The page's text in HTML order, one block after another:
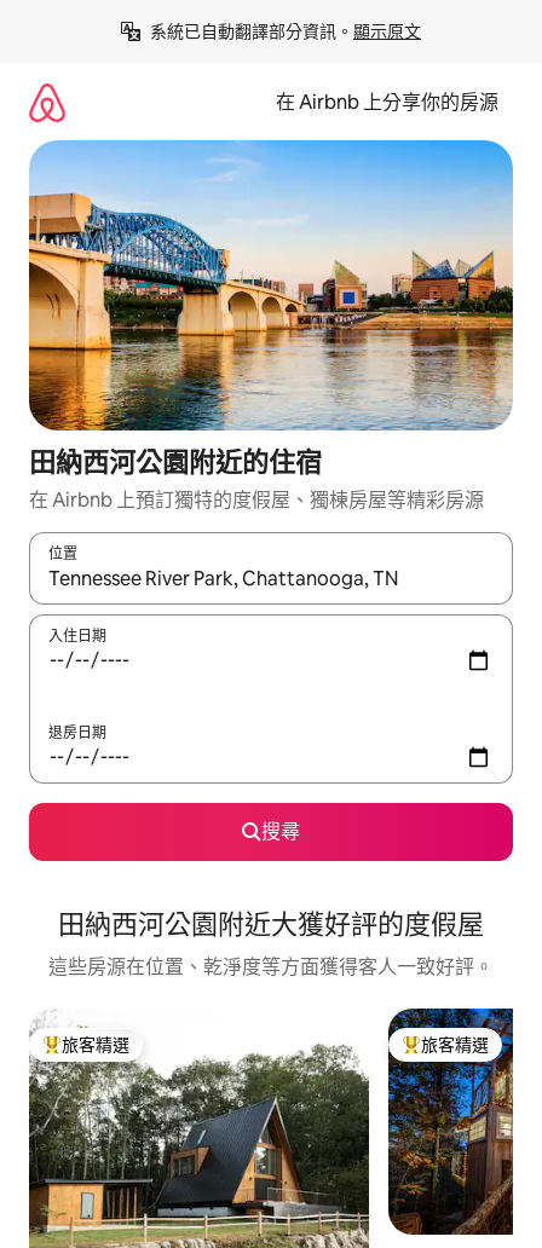
系統已自動翻譯部分資訊。 顯示原文
在 Airbnb 上分享你的房源
田納西河公園附近的住宿
在 Airbnb 上預訂獨特的度假屋、獨棟房屋等精彩房源
位置
如有搜尋結果，瀏覽內容時請使用上下箭頭，或輕點、滑動裝置。
入住日期
退房日期
搜尋
田納西河公園附近大獲好評的度假屋
這些房源在位置、乾淨度等方面獲得客人一致好評。
旅客精選榜首
旅客精選 旅客精選榜首
旅客精選